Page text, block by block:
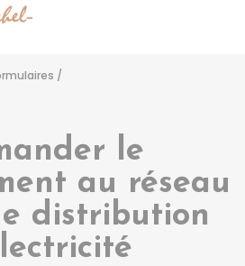
/
le
au réseau
distribution